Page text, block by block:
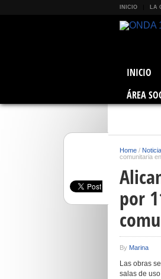
INICIO LA
INICIO
ÁREA
Home /
comunitaria
por
By Marina
Las obras
salas de